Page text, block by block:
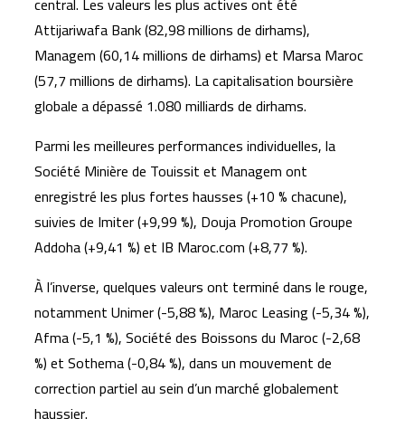
Attijariwafa Bank (82,98 millions de dirhams),
Managem (60,14 millions de dirhams) et Marsa Maroc
(57,7 millions de dirhams). La capitalisation boursière
globale a dépassé 1.080 milliards de dirhams.
Parmi les meilleures performances individuelles, la
Société Minière de Touissit et Managem ont
enregistré les plus fortes hausses (+10 % chacune),
suivies de Imiter (+9,99 %), Douja Promotion Groupe
Addoha (+9,41 %) et IB Maroc.com (+8,77 %).
À l’inverse, quelques valeurs ont terminé dans le rouge,
notamment Unimer (-5,88 %), Maroc Leasing (-5,34 %),
Afma (-5,1 %), Société des Boissons du Maroc (-2,68
%) et Sothema (-0,84 %), dans un mouvement de
correction partiel au sein d’un marché globalement
haussier.